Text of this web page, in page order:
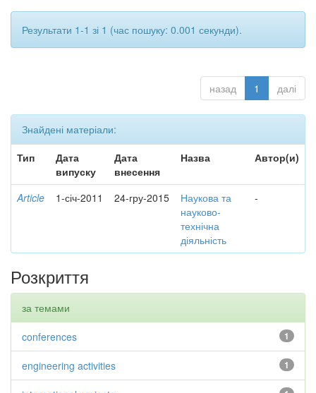
Результати 1-1 зі 1 (час пошуку: 0.001 секунди).
назад 1 далі
Знайдені матеріали:
Тип
Дата
випуску
Дата
внесення
Назва Автор(и)
Article 1-січ-2011 24-гру-2015
Наукова та
науково-
технічна
діяльність
-
Розкриття
за темами
1
conferences
1
engineering activities